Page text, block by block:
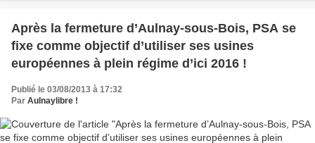
Après la fermeture d’Aulnay-sous-Bois, PSA se
fixe comme objectif d’utiliser ses usines
européennes à plein régime d’ici 2016 !
Publié le 03/08/2013 à 17:32
Par Aulnaylibre !